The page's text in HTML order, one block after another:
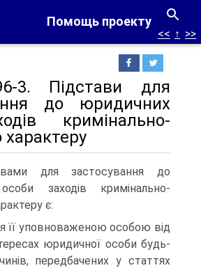
Помощь проекту
<< ↑ >>
3. Підстави для
до юридичних
кримінально-
характеру
для застосування до
заходів кримінально-
є:
її уповноваженою особою від
юридичної особи будь-
передбачених у статтях